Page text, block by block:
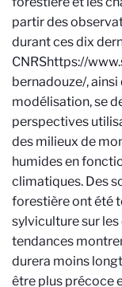
partir des
durant ces dix
CNRShttps://
bernadouze/, ainsi
modélisation, se
perspectives
des milieux de
humides en
climatiques. Des
forestière ont été
sylviculture sur
tendances
durera moins
être plus précoce